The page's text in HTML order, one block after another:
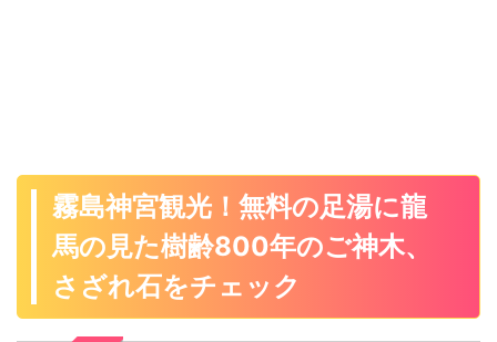
霧島神宮観光！無料の足湯に龍
馬の見た樹齢800年のご神木、
さざれ石をチェック